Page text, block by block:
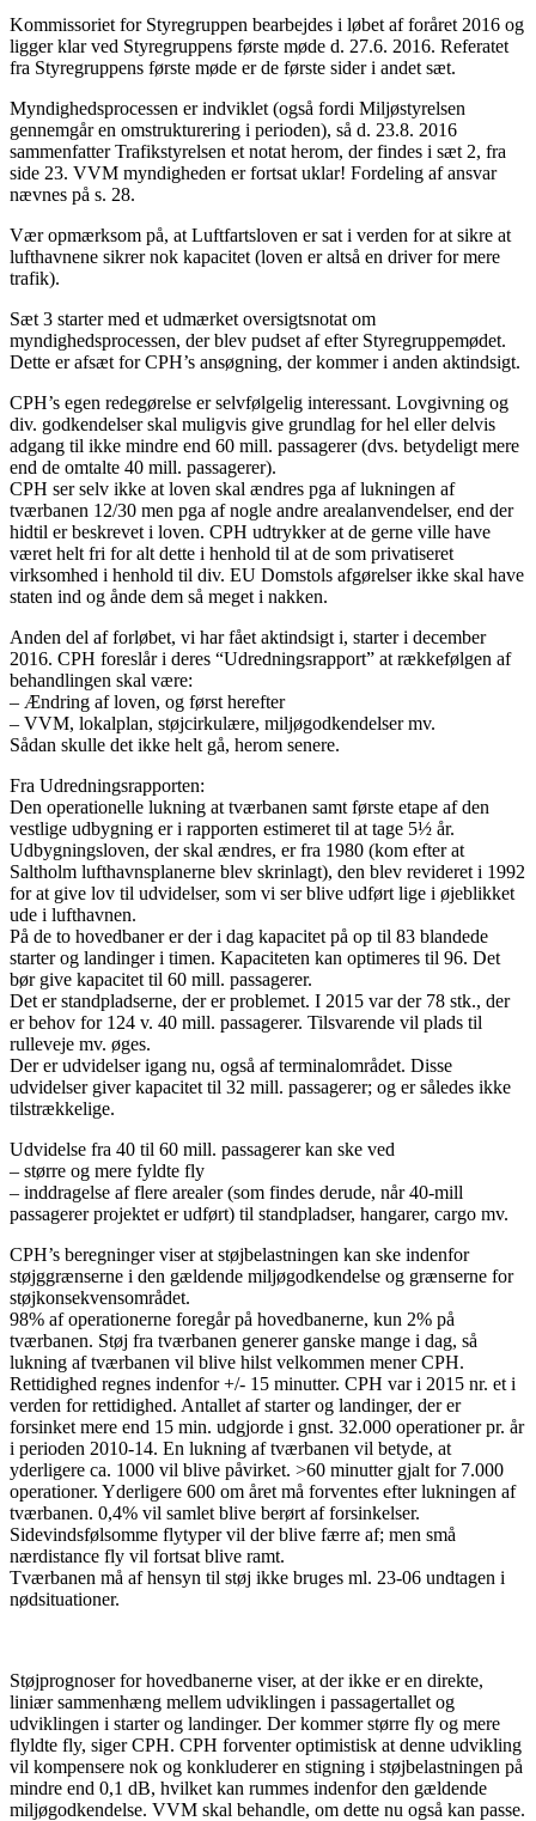
Kommissoriet for Styregruppen bearbejdes i løbet af foråret 2016 og
ligger klar ved Styregruppens første møde d. 27.6. 2016. Referatet
fra Styregruppens første møde er de første sider i andet sæt.
Myndighedsprocessen er indviklet (også fordi Miljøstyrelsen
gennemgår en omstrukturering i perioden), så d. 23.8. 2016
sammenfatter Trafikstyrelsen et notat herom, der findes i sæt 2, fra
side 23. VVM myndigheden er fortsat uklar! Fordeling af ansvar
nævnes på s. 28.
Vær opmærksom på, at Luftfartsloven er sat i verden for at sikre at
lufthavnene sikrer nok kapacitet (loven er altså en driver for mere
trafik).
Sæt 3 starter med et udmærket oversigtsnotat om
myndighedsprocessen, der blev pudset af efter Styregruppemødet.
Dette er afsæt for CPH’s ansøgning, der kommer i anden aktindsigt.
CPH’s egen redegørelse er selvfølgelig interessant. Lovgivning og
div. godkendelser skal muligvis give grundlag for hel eller delvis
adgang til ikke mindre end 60 mill. passagerer (dvs. betydeligt mere
end de omtalte 40 mill. passagerer).
CPH ser selv ikke at loven skal ændres pga af lukningen af
tværbanen 12/30 men pga af nogle andre arealanvendelser, end der
hidtil er beskrevet i loven. CPH udtrykker at de gerne ville have
været helt fri for alt dette i henhold til at de som privatiseret
virksomhed i henhold til div. EU Domstols afgørelser ikke skal have
staten ind og ånde dem så meget i nakken.
Anden del af forløbet, vi har fået aktindsigt i, starter i december
2016. CPH foreslår i deres “Udredningsrapport” at rækkefølgen af
behandlingen skal være:
– Ændring af loven, og først herefter
– VVM, lokalplan, støjcirkulære, miljøgodkendelser mv.
Sådan skulle det ikke helt gå, herom senere.
Fra Udredningsrapporten:
Den operationelle lukning at tværbanen samt første etape af den
vestlige udbygning er i rapporten estimeret til at tage 5½ år.
Udbygningsloven, der skal ændres, er fra 1980 (kom efter at
Saltholm lufthavnsplanerne blev skrinlagt), den blev revideret i 1992
for at give lov til udvidelser, som vi ser blive udført lige i øjeblikket
ude i lufthavnen.
På de to hovedbaner er der i dag kapacitet på op til 83 blandede
starter og landinger i timen. Kapaciteten kan optimeres til 96. Det
bør give kapacitet til 60 mill. passagerer.
Det er standpladserne, der er problemet. I 2015 var der 78 stk., der
er behov for 124 v. 40 mill. passagerer. Tilsvarende vil plads til
rulleveje mv. øges.
Der er udvidelser igang nu, også af terminalområdet. Disse
udvidelser giver kapacitet til 32 mill. passagerer; og er således ikke
tilstrækkelige.
Udvidelse fra 40 til 60 mill. passagerer kan ske ved
– større og mere fyldte fly
– inddragelse af flere arealer (som findes derude, når 40-mill
passagerer projektet er udført) til standpladser, hangarer, cargo mv.
CPH’s beregninger viser at støjbelastningen kan ske indenfor
støjggrænserne i den gældende miljøgodkendelse og grænserne for
støjkonsekvensområdet.
98% af operationerne foregår på hovedbanerne, kun 2% på
tværbanen. Støj fra tværbanen generer ganske mange i dag, så
lukning af tværbanen vil blive hilst velkommen mener CPH.
Rettidighed regnes indenfor +/- 15 minutter. CPH var i 2015 nr. et i
verden for rettidighed. Antallet af starter og landinger, der er
forsinket mere end 15 min. udgjorde i gnst. 32.000 operationer pr. år
i perioden 2010-14. En lukning af tværbanen vil betyde, at
yderligere ca. 1000 vil blive påvirket. >60 minutter gjalt for 7.000
operationer. Yderligere 600 om året må forventes efter lukningen af
tværbanen. 0,4% vil samlet blive berørt af forsinkelser.
Sidevindsfølsomme flytyper vil der blive færre af; men små
nærdistance fly vil fortsat blive ramt.
Tværbanen må af hensyn til støj ikke bruges ml. 23-06 undtagen i
nødsituationer.
Støjprognoser for hovedbanerne viser, at der ikke er en direkte,
liniær sammenhæng mellem udviklingen i passagertallet og
udviklingen i starter og landinger. Der kommer større fly og mere
flyldte fly, siger CPH. CPH forventer optimistisk at denne udvikling
vil kompensere nok og konkluderer en stigning i støjbelastningen på
mindre end 0,1 dB, hvilket kan rummes indenfor den gældende
miljøgodkendelse. VVM skal behandle, om dette nu også kan passe.